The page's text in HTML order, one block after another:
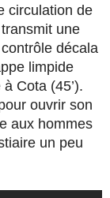
circulation de
une
décala
limpide
Cota (45’).
ouvrir son
aux hommes
un peu